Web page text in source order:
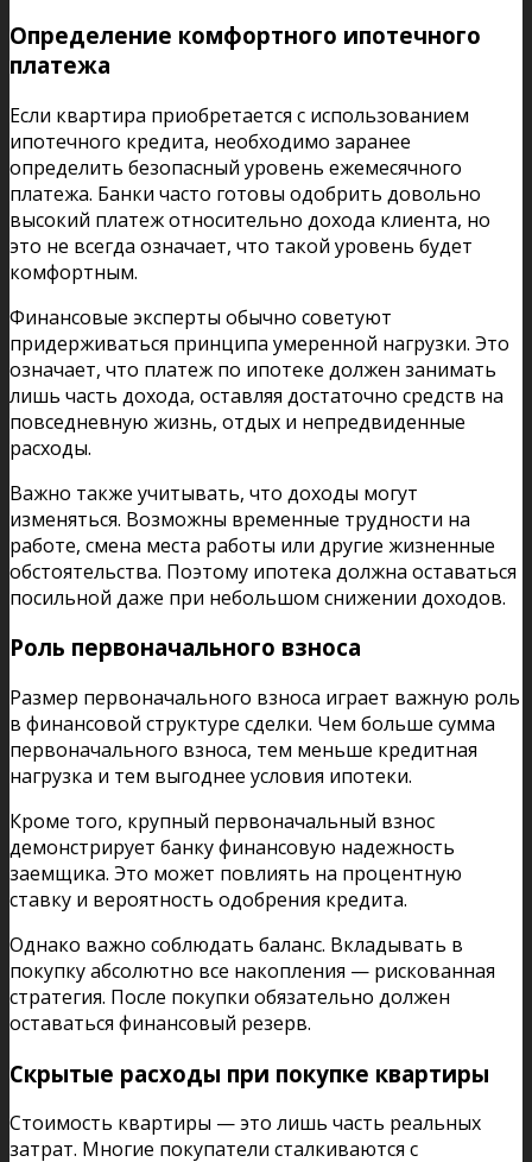
Определение комфортного ипотечного
платежа
Если квартира приобретается с использованием
ипотечного кредита, необходимо заранее
определить безопасный уровень ежемесячного
платежа. Банки часто готовы одобрить довольно
высокий платеж относительно дохода клиента, но
это не всегда означает, что такой уровень будет
комфортным.
Финансовые эксперты обычно советуют
придерживаться принципа умеренной нагрузки. Это
означает, что платеж по ипотеке должен занимать
лишь часть дохода, оставляя достаточно средств на
повседневную жизнь, отдых и непредвиденные
расходы.
Важно также учитывать, что доходы могут
изменяться. Возможны временные трудности на
работе, смена места работы или другие жизненные
обстоятельства. Поэтому ипотека должна оставаться
посильной даже при небольшом снижении доходов.
Роль первоначального взноса
Размер первоначального взноса играет важную роль
в финансовой структуре сделки. Чем больше сумма
первоначального взноса, тем меньше кредитная
нагрузка и тем выгоднее условия ипотеки.
Кроме того, крупный первоначальный взнос
демонстрирует банку финансовую надежность
заемщика. Это может повлиять на процентную
ставку и вероятность одобрения кредита.
Однако важно соблюдать баланс. Вкладывать в
покупку абсолютно все накопления — рискованная
стратегия. После покупки обязательно должен
оставаться финансовый резерв.
Скрытые расходы при покупке квартиры
Стоимость квартиры — это лишь часть реальных
затрат. Многие покупатели сталкиваются с